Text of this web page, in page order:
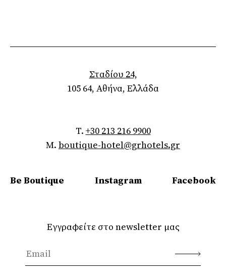
Σταδίου 24,
105 64, Αθήνα, Ελλάδα
T. +30 213 216 9900
M. boutique-hotel@grhotels.gr
Be Boutique Instagram Facebook
Εγγραφείτε στο newsletter μας